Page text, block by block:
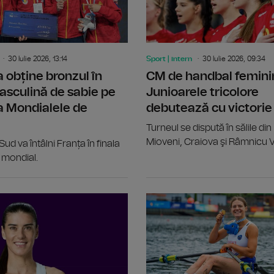
30 Iulie 2026, 13:14
obține bronzul în
de sabie pe
Mondialele de
va întâlni Franța în finala
Sport | intern 30 Iulie 2026, 09:34
CM de handbal
Junioarele tricolore
debutează cu victorie
Turneul se dispută în sălile din
Mioveni, Craiova şi Râmnicu